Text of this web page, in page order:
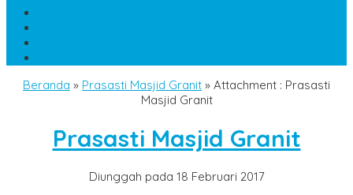
Beranda » Prasasti Masjid Granit » Attachment : Prasasti
Masjid Granit
Prasasti Masjid Granit
Diunggah pada 18 Februari 2017